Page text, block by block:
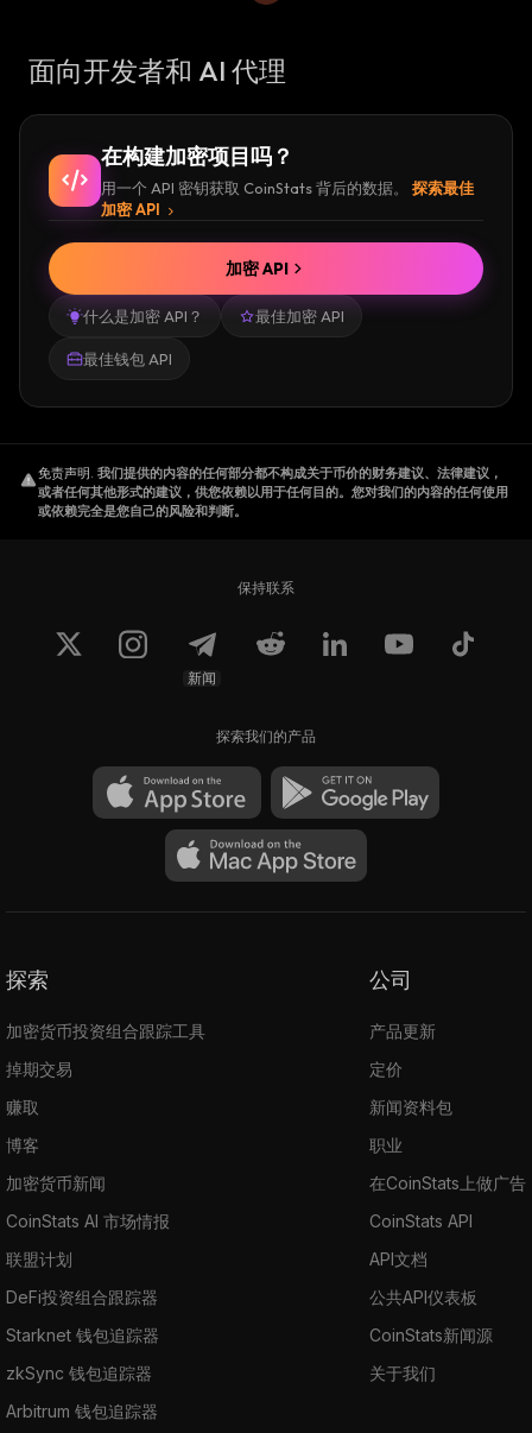
面向开发者和 AI 代理
在构建加密项目吗？
用一个 API 密钥获取 CoinStats 背后的数据。
探索最佳
加密 API
什么是加密 API？ 最佳加密 API
最佳钱包 API
加密 API
免责声明. 我们提供的内容的任何部分都不构成关于币价的财务建议、法律建议，
或者任何其他形式的建议，供您依赖以用于任何目的。您对我们的内容的任何使用
或依赖完全是您自己的风险和判断。
保持联系
新闻
探索我们的产品
探索
加密货币投资组合跟踪工具
掉期交易
赚取
博客
加密货币新闻
CoinStats AI 市场情报
联盟计划
DeFi投资组合跟踪器
Starknet 钱包追踪器
zkSync 钱包追踪器
Arbitrum 钱包追踪器
公司
产品更新
定价
新闻资料包
职业
在CoinStats上做广告
CoinStats API
API文档
公共API仪表板
CoinStats新闻源
关于我们